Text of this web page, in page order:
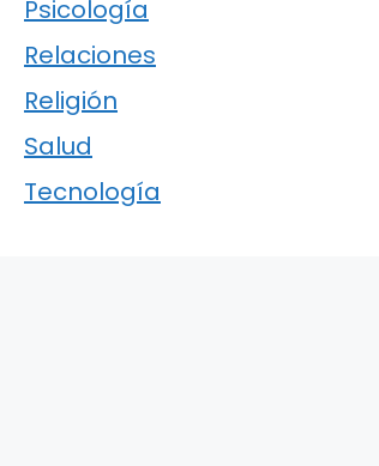
Psicología
Relaciones
Religión
Salud
Tecnología